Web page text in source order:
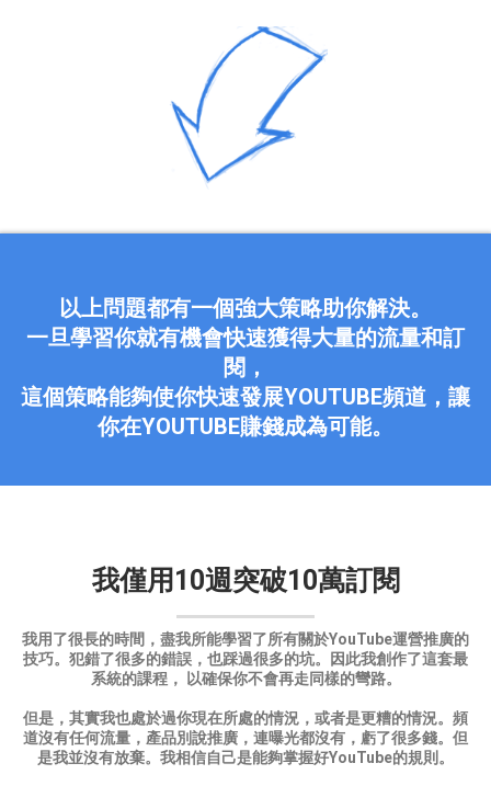
以上問題都有一個強大策略助你解決。
一旦學習你就有機會快速獲得大量的流量和訂
閱，
這個策略能夠使你快速發展YOUTUBE頻道，讓
你在YOUTUBE賺錢成為可能。
我僅用10週突破10萬訂閱
我用了很長的時間，盡我所能學習了所有關於YouTube運營推廣的
技巧。 犯錯了很多的錯誤，也踩過很多的坑。
因此我創作了這套最
系統的課程， 以確保你不會再走同樣的彎路。
但是，其實我也處於過你現在所處的情況，或者是更糟的情況。頻
道沒有任何流量，產品別說推廣，連曝光都沒有，虧了很多錢。 但
是我並沒有放棄。我相信自己是能夠掌握好YouTube的規則。